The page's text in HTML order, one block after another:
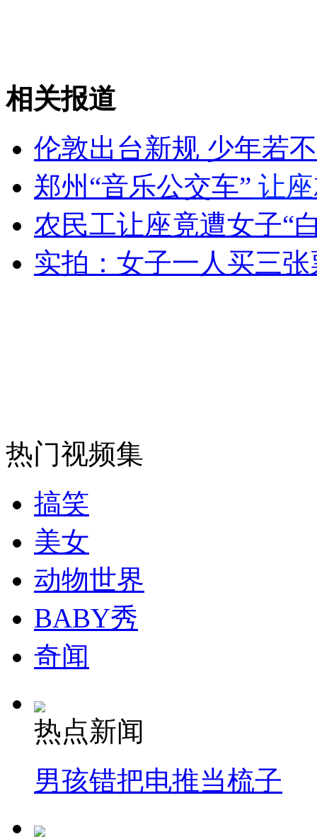
杜甫画像遭另类涂鸦 专家称不应该
山西运城恶犬咬伤多人 警民合力深夜将其击毙
女孩北京地铁殴打老人 痛下狠手拳打脚踢
无痛分娩是否安全 医生回应
走！跟着总书记去植树
消防员救轻生者
相关报道
伦敦出台新规 少年若
郑州“音乐公交车” 让座
农民工让座竟遭女子“
实拍：女子一人买三
热门视频集
搞笑
美女
动物世界
BABY秀
奇闻
热点新闻
男孩错把电推当梳子